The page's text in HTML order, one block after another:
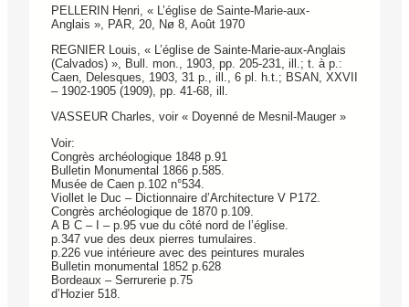
PELLERIN Henri, « L’église de Sainte-Marie-aux-
Anglais », PAR, 20, Nø 8, Août 1970
REGNIER Louis, « L’église de Sainte-Marie-aux-Anglais
(Calvados) », Bull. mon., 1903, pp. 205-231, ill.; t. à p.:
Caen, Delesques, 1903, 31 p., ill., 6 pl. h.t.; BSAN, XXVII
– 1902-1905 (1909), pp. 41-68, ill.
VASSEUR Charles, voir « Doyenné de Mesnil-Mauger »
Voir:
Congrès archéologique 1848 p.91
Bulletin Monumental 1866 p.585.
Musée de Caen p.102 n°534.
Viollet le Duc – Dictionnaire d’Architecture V P172.
Congrès archéologique de 1870 p.109.
A B C – I – p.95 vue du côté nord de l’église.
p.347 vue des deux pierres tumulaires.
p.226 vue intérieure avec des peintures murales
Bulletin monumental 1852 p.628
Bordeaux – Serrurerie p.75
d’Hozier 518.